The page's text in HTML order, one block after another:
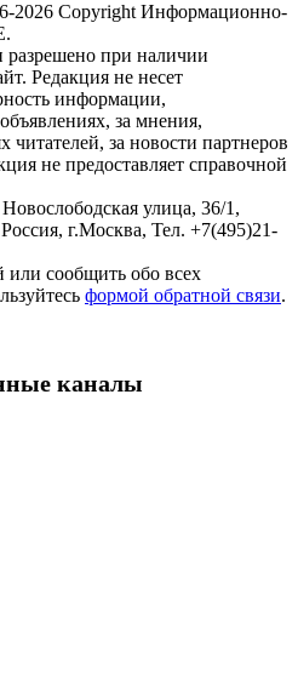
2026 Copyright Информационно-
при наличии
Редакция не несет
информации,
за мнения,
читателей, за новости партнеров
не предоставляет справочной
улица, 36/1 ,
Россия, г.Москва, Тел. +7(495)21-
или сообщить обо всех
формой обратной связи.
каналы